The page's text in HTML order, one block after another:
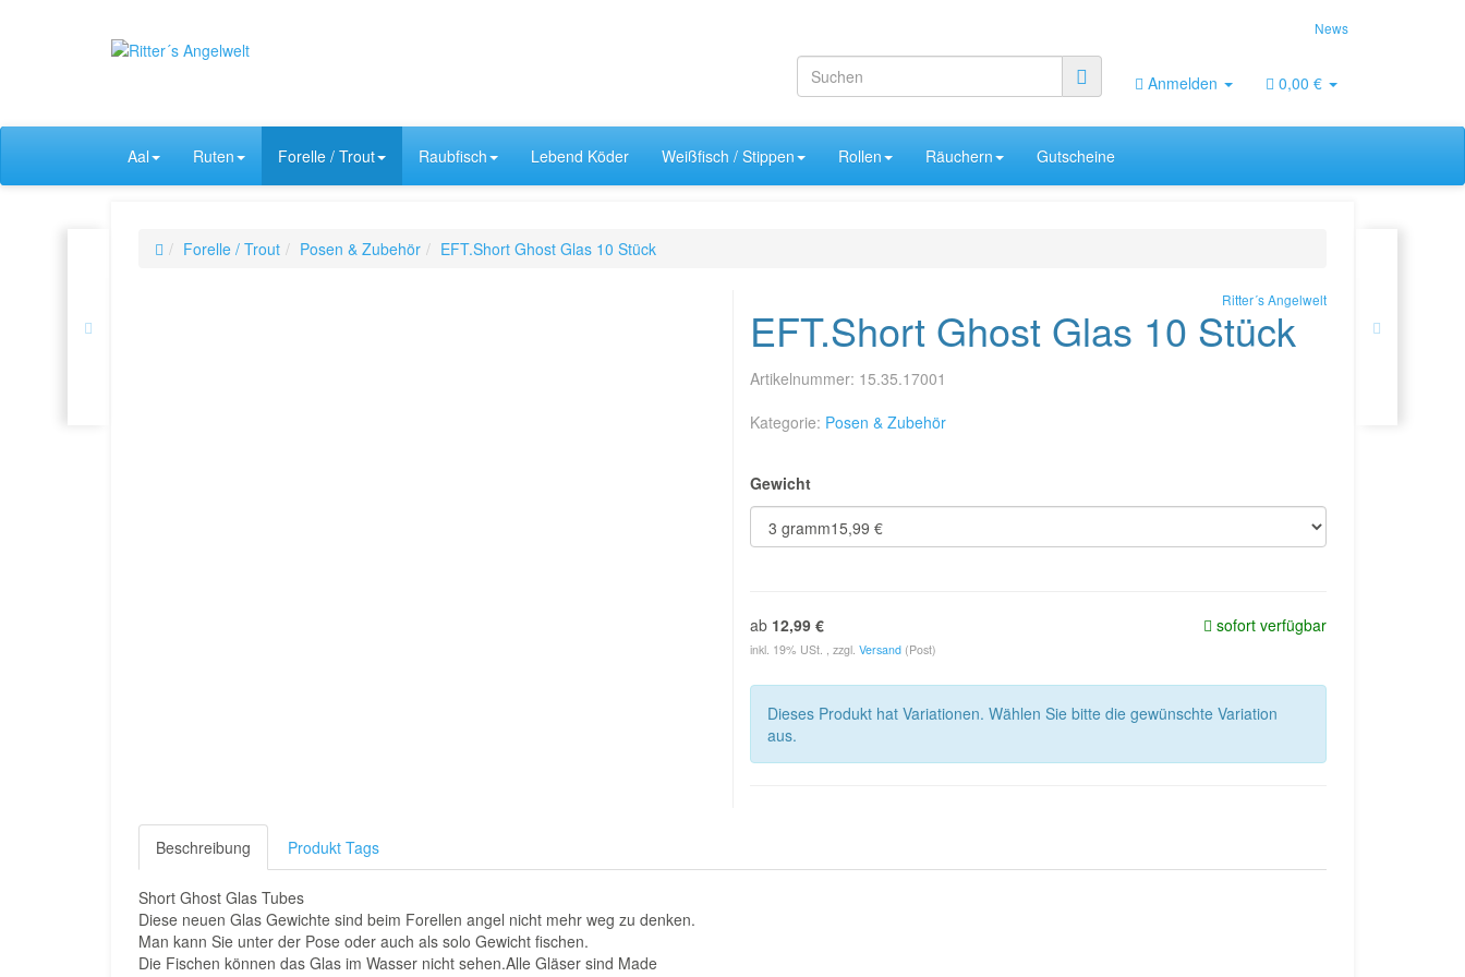
News
Anmelden 0,00 €
Aal Ruten Forelle / Trout Raubfisch Lebend Köder Weißfisch / Stippen Rollen Räuchern Gutscheine
Forelle / Trout Posen & Zubehör EFT.Short Ghost Glas 10 Stück
Ritter´s Angelwelt
EFT.Short Ghost Glas 10 Stück
Artikelnummer: 15.35.17001
Kategorie: Posen & Zubehör
Gewicht
ab 12,99 €
inkl. 19% USt. , zzgl. Versand (Post)
sofort verfügbar
Dieses Produkt hat Variationen. Wählen Sie bitte die gewünschte Variation
aus.
Beschreibung Produkt Tags
Short Ghost Glas Tubes
Diese neuen Glas Gewichte sind beim Forellen angel nicht mehr weg zu denken.
Man kann Sie unter der Pose oder auch als solo Gewicht fischen.
Die Fischen können das Glas im Wasser nicht sehen.Alle Gläser sind Made